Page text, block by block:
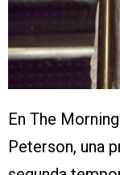
En The
Peterson, una